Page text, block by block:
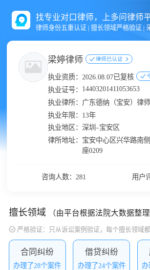
找专业对口律师，上多问律师
律师身份五重认证 | 擅长领域严格验证 |
梁婷律师 律师已认证
执业资质： 2026.08.07已复核
执业证号： 14403201411053653
执业律所： 广东德纳（宝安）律
执业年限： 13年
执业地区： 深圳–宝安区
律所地址： 宝安中心区兴华路南
座0209
咨询人数：281 用户
擅长领域 （由平台根据法院大数据整理
严格验证：只从诉讼案例验证，每个擅长领域
合同纠纷
办理了28个案件
借贷纠纷
办理了24个案件 办